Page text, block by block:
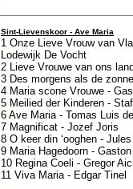
Sint-Lievenskoor - Ave Maria
1 Onze Lieve Vrouw van
Lodewijk De Vocht
2 Lieve Vrouwe van ons
3 Des morgens als de
4 Maria scone Vrouwe -
5 Meilied der Kinderen -
6 Ave Maria - Tomas Luis
7 Magnificat - Jozef Joris
8 O keer din ‘ooghen -
9 Maria Hagedoorn -
10 Regina Coeli - Gregor
11 Viva Maria - Edgar Tinel